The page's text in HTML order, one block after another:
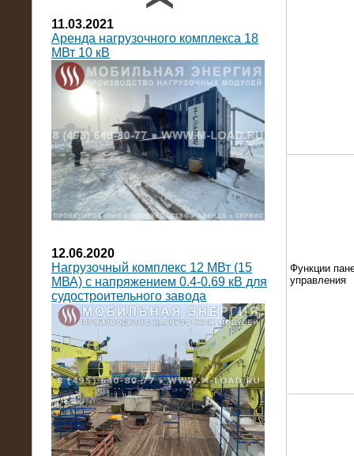
11.03.2021
Аренда нагрузочного комплекса 18
МВт 10 кВ
12.06.2020
Нагрузочный комплекс 12 МВт (15
МВА) с напряжением 0.4-0.69 кВ для
судостроительного завода
Функции
управления